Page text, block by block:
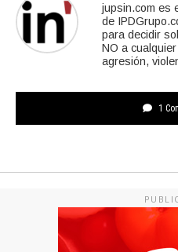
jupsin.com es
de
para decidir
NO a
agresión,
1